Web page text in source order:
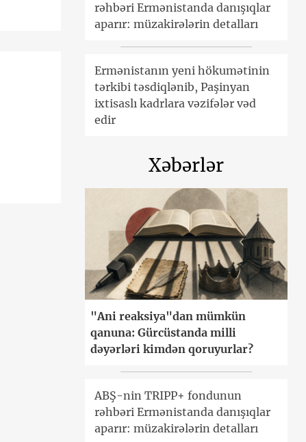
rəhbəri Ermənistanda danışıqlar
aparır: müzakirələrin detalları
Ermənistanın yeni hökumətinin
tərkibi təsdiqlənib, Paşinyan
ixtisaslı kadrlara vəzifələr vəd
edir
Xəbərlər
"Ani reaksiya"dan mümkün
qanuna: Gürcüstanda milli
dəyərləri kimdən qoruyurlar?
ABŞ-nin TRIPP+ fondunun
rəhbəri Ermənistanda danışıqlar
aparır: müzakirələrin detalları